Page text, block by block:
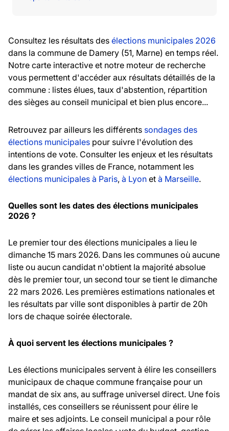
Consultez les résultats des élections municipales 2026
dans la commune de Damery (51, Marne) en temps réel.
Notre carte interactive et notre moteur de recherche
vous permettent d'accéder aux résultats détaillés de la
commune : listes élues, taux d'abstention, répartition
des sièges au conseil municipal et bien plus encore...
Retrouvez par ailleurs les différents sondages des
élections municipales pour suivre l'évolution des
intentions de vote. Consulter les enjeux et les résultats
dans les grandes villes de France, notamment les
élections municipales à Paris, à Lyon et à Marseille.
Quelles sont les dates des élections municipales
2026 ?
Le premier tour des élections municipales a lieu le
dimanche 15 mars 2026. Dans les communes où aucune
liste ou aucun candidat n'obtient la majorité absolue
dès le premier tour, un second tour se tient le dimanche
22 mars 2026. Les premières estimations nationales et
les résultats par ville sont disponibles à partir de 20h
lors de chaque soirée électorale.
À quoi servent les élections municipales ?
Les élections municipales servent à élire les conseillers
municipaux de chaque commune française pour un
mandat de six ans, au suffrage universel direct. Une fois
installés, ces conseillers se réunissent pour élire le
maire et ses adjoints. Le conseil municipal a pour rôle